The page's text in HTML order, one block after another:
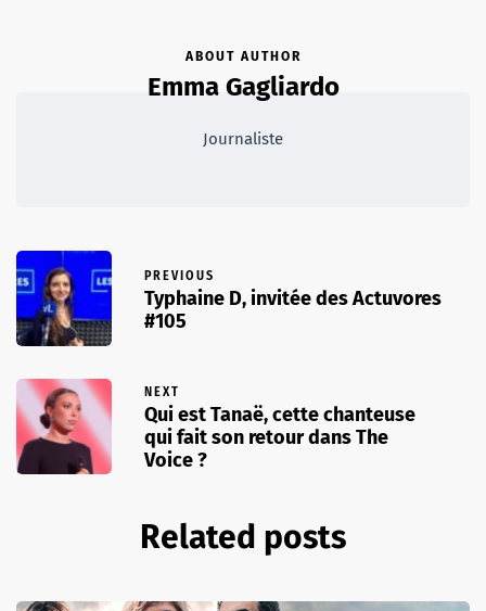
ABOUT AUTHOR
Emma Gagliardo
Journaliste
PREVIOUS
Typhaine D, invitée des Actuvores
#105
NEXT
Qui est Tanaë, cette chanteuse
qui fait son retour dans The
Voice ?
Related posts